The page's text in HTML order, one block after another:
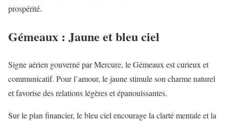
prospérité.
Gémeaux : Jaune et bleu ciel
Signe aérien gouverné par Mercure, le Gémeaux est curieux et
communicatif. Pour l’amour, le jaune stimule son charme naturel
et favorise des relations légères et épanouissantes.
Sur le plan financier, le bleu ciel encourage la clarté mentale et la